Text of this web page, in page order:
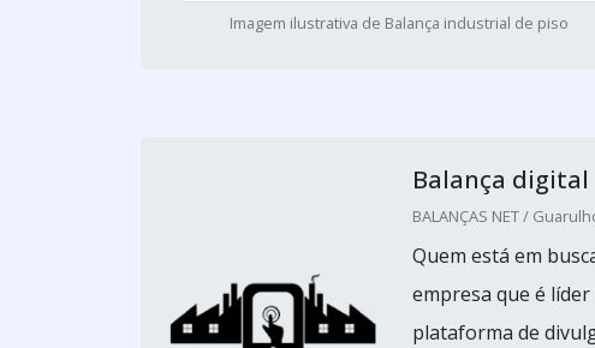
Imagem ilustrativa de Balança industrial de piso
Balança
BALANÇAS NET /
Quem está em
empresa que é
plataforma de